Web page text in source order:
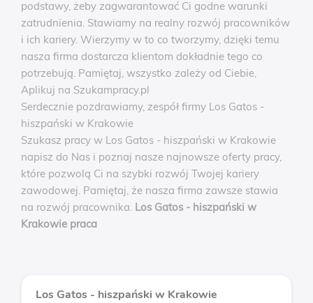
podstawy, żeby zagwarantować Ci godne warunki
zatrudnienia. Stawiamy na realny rozwój pracowników
i ich kariery. Wierzymy w to co tworzymy, dzięki temu
nasza firma dostarcza klientom dokładnie tego co
potrzebują. Pamiętaj, wszystko zależy od Ciebie,
Aplikuj na Szukampracy.pl
Serdecznie pozdrawiamy, zespół firmy Los Gatos -
hiszpański w Krakowie
Szukasz pracy w Los Gatos - hiszpański w Krakowie
napisz do Nas i poznaj nasze najnowsze oferty pracy,
które pozwolą Ci na szybki rozwój Twojej kariery
zawodowej. Pamiętaj, że nasza firma zawsze stawia
na rozwój pracownika. Los Gatos - hiszpański w
Krakowie praca
Los Gatos - hiszpański w Krakowie